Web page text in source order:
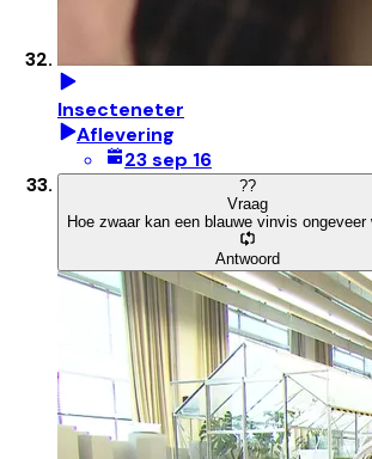
Insecteneter
Aflevering
23 sep 16
??
Vraag
Hoe zwaar kan een blauwe vinvis ongeveer
Antwoord